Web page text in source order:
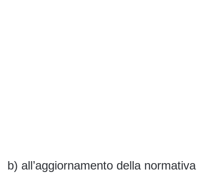
b) all’aggiornamento della normativa